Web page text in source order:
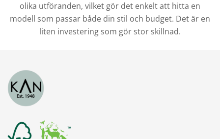
olika utföranden, vilket gör det enkelt att hitta en
modell som passar både din stil och budget. Det är en
liten investering som gör stor skillnad.